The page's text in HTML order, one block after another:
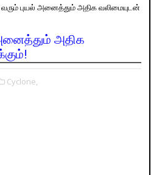
புயல் அனைத்தும் அதிக வலிமையுடன்
அதிக
Cyclone,